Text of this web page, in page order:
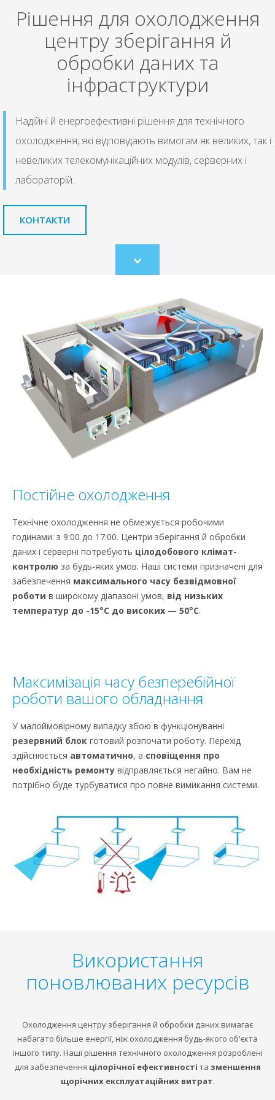
Рішення для охолодження
центру зберігання й
обробки даних та
інфраструктури
Надійні й енергоефективні рішення для технічного
охолодження, які відповідають вимогам як великих, так і
невеликих телекомунікаційних модулів, серверних і
лабораторій.
КОНТАКТИ
Scroll
to
Постійне охолодження
Технічне охолодження не обмежується робочими
годинами: з 9:00 до 17:00. Центри зберігання й обробки
даних і серверні потребують цілодобового клімат-
контролю за будь-яких умов. Наші системи призначені для
забезпечення максимального часу безвідмовної
роботи в широкому діапазоні умов, від низьких
температур до -15°C до високих — 50°C.
Максимізація часу безперебійної
роботи вашого обладнання
У малоймовірному випадку збою в функціонуванні
резервний блок готовий розпочати роботу. Перехід
здійснюється автоматично, а сповіщення про
необхідність ремонту відправляється негайно. Вам не
потрібно буде турбуватися про повне вимикання системи.
Використання
поновлюваних ресурсів
Охолодження центру зберігання й обробки даних вимагає
набагато більше енергії, ніж охолодження будь-якого об'єкта
іншого типу. Наші рішення технічного охолодження розроблені
для забезпечення цілорічної ефективності та зменшення
щорічних експлуатаційних витрат.